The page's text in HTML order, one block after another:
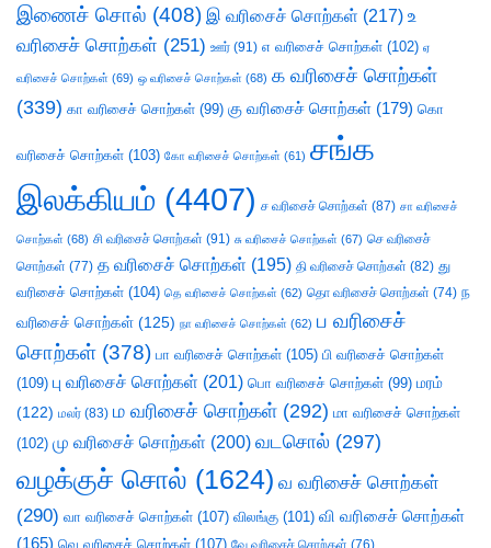
இணைச் சொல் (408) இ வரிசைச் சொற்கள் (217) உ
வரிசைச் சொற்கள் (251) ஊர் (91) எ வரிசைச் சொற்கள் (102) ஏ
வரிசைச் சொற்கள் (69) ஒ வரிசைச் சொற்கள் (68) க வரிசைச் சொற்கள்
(339) கா வரிசைச் சொற்கள் (99) கு வரிசைச் சொற்கள் (179) கொ
வரிசைச் சொற்கள் (103) கோ வரிசைச் சொற்கள் (61) சங்க
இலக்கியம் (4407) ச வரிசைச் சொற்கள் (87) சா வரிசைச்
சொற்கள் (68) சி வரிசைச் சொற்கள் (91) சு வரிசைச் சொற்கள் (67) செ வரிசைச்
சொற்கள் (77) த வரிசைச் சொற்கள் (195) தி வரிசைச் சொற்கள் (82) து
வரிசைச் சொற்கள் (104) தெ வரிசைச் சொற்கள் (62) தொ வரிசைச் சொற்கள் (74) ந
வரிசைச் சொற்கள் (125) நா வரிசைச் சொற்கள் (62) ப வரிசைச்
சொற்கள் (378) பா வரிசைச் சொற்கள் (105) பி வரிசைச் சொற்கள்
(109) பு வரிசைச் சொற்கள் (201) பொ வரிசைச் சொற்கள் (99) மரம்
(122) மலர் (83) ம வரிசைச் சொற்கள் (292) மா வரிசைச் சொற்கள்
(102) மு வரிசைச் சொற்கள் (200) வடசொல் (297)
வழக்குச் சொல் (1624) வ வரிசைச் சொற்கள்
(290) வா வரிசைச் சொற்கள் (107) விலங்கு (101) வி வரிசைச் சொற்கள்
(165) வெ வரிசைச் சொற்கள் (107) வே வரிசைச் சொற்கள் (76)